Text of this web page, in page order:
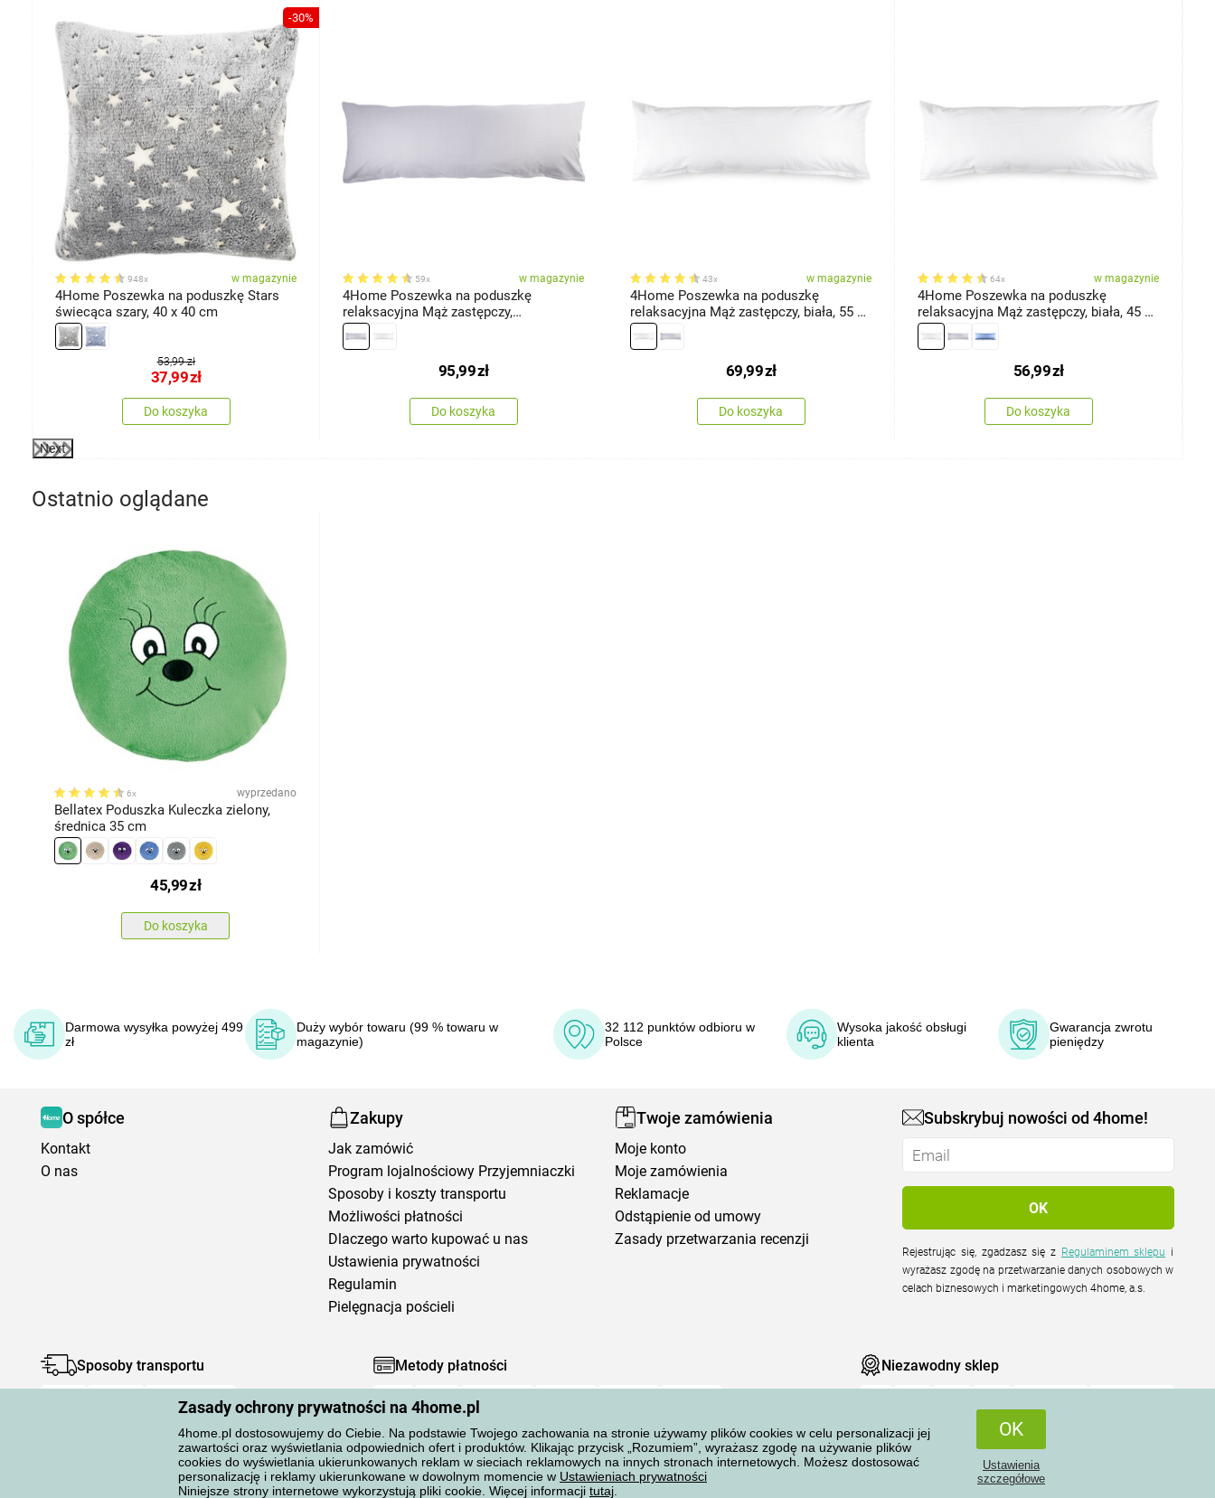
Zasady ochrony prywatności na 4home.pl
4home.pl dostosowujemy do Ciebie. Na podstawie Twojego zachowania na stronie używamy plików cookies w celu personalizacji jej
zawartości oraz wyświetlania odpowiednich ofert i produktów. Klikając przycisk „Rozumiem”, wyrażasz zgodę na używanie plików
cookies do wyświetlania ukierunkowanych reklam w sieciach reklamowych na innych stronach internetowych. Możesz dostosować
personalizację i reklamy ukierunkowane w dowolnym momencie w Ustawieniach prywatności
Niniejsze strony internetowe wykorzystują pliki cookie. Więcej informacji tutaj
OK
Ustawienia
szczegółowe
-30%
948x w magazynie
4Home Poszewka na poduszkę Stars
świecąca szary, 40 x 40 cm
53,99 zł
37,99zł
Do koszyka
59x w magazynie
4Home Poszewka na poduszkę
relaksacyjna Mąż zastępczy,
jasnoszara, 55 x 180 cm
95,99zł
Do koszyka
43x w magazynie
4Home Poszewka na poduszkę
relaksacyjna Mąż zastępczy, biała, 55 x
180 cm
69,99zł
Do koszyka
64x w magazynie
4Home Poszewka na poduszkę
relaksacyjna Mąż zastępczy, biała, 45 x
120 cm
56,99zł
Do koszyka
Next
Ostatnio oglądane
6x wyprzedano
Bellatex Poduszka Kuleczka zielony,
średnica 35 cm
45,99zł
Do koszyka
Darmowa wysyłka powyżej 499
zł
Duży wybór towaru (99 % towaru w
magazynie)
32 112 punktów odbioru w
Polsce
Wysoka jakość obsługi
klienta
Gwarancja zwrotu
pieniędzy
O spółce
Kontakt
O nas
Zakupy
Jak zamówić
Program lojalnościowy Przyjemniaczki
Sposoby i koszty transportu
Możliwości płatności
Dlaczego warto kupować u nas
Ustawienia prywatności
Regulamin
Pielęgnacja pościeli
Twoje zamówienia
Moje konto
Moje zamówienia
Reklamacje
Odstąpienie od umowy
Zasady przetwarzania recenzji
Subskrybuj nowości od 4home!
Rejestrując się, zgadzasz się z Regulaminem sklepu
wyrażasz zgodę na przetwarzanie danych osobowych w
celach biznesowych i marketingowych 4home, a.s.
Sposoby transportu Metody płatności Niezawodny sklep
Ochrona danych osobowych Wszelkie prawa zastrzeżone © 2004-2026 4home, a.s.